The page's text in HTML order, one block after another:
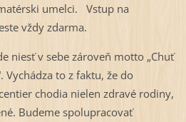
umelci. Vstup na
vždy zdarma.
niesť v sebe zároveň motto „Chuť
Vychádza to z faktu, že do
chodia nielen zdravé rodiny,
Budeme spolupracovať